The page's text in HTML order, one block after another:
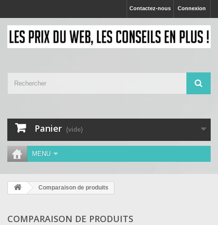
Connexion
Contactez-nous
Panier (vide)
MENU
Comparaison de produits
COMPARAISON DE PRODUITS